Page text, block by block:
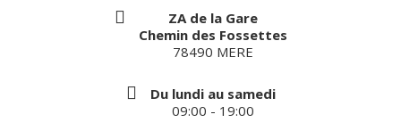
ZA de la Gare
Chemin des Fossettes
78490 MERE
Du lundi au samedi
09:00 - 19:00